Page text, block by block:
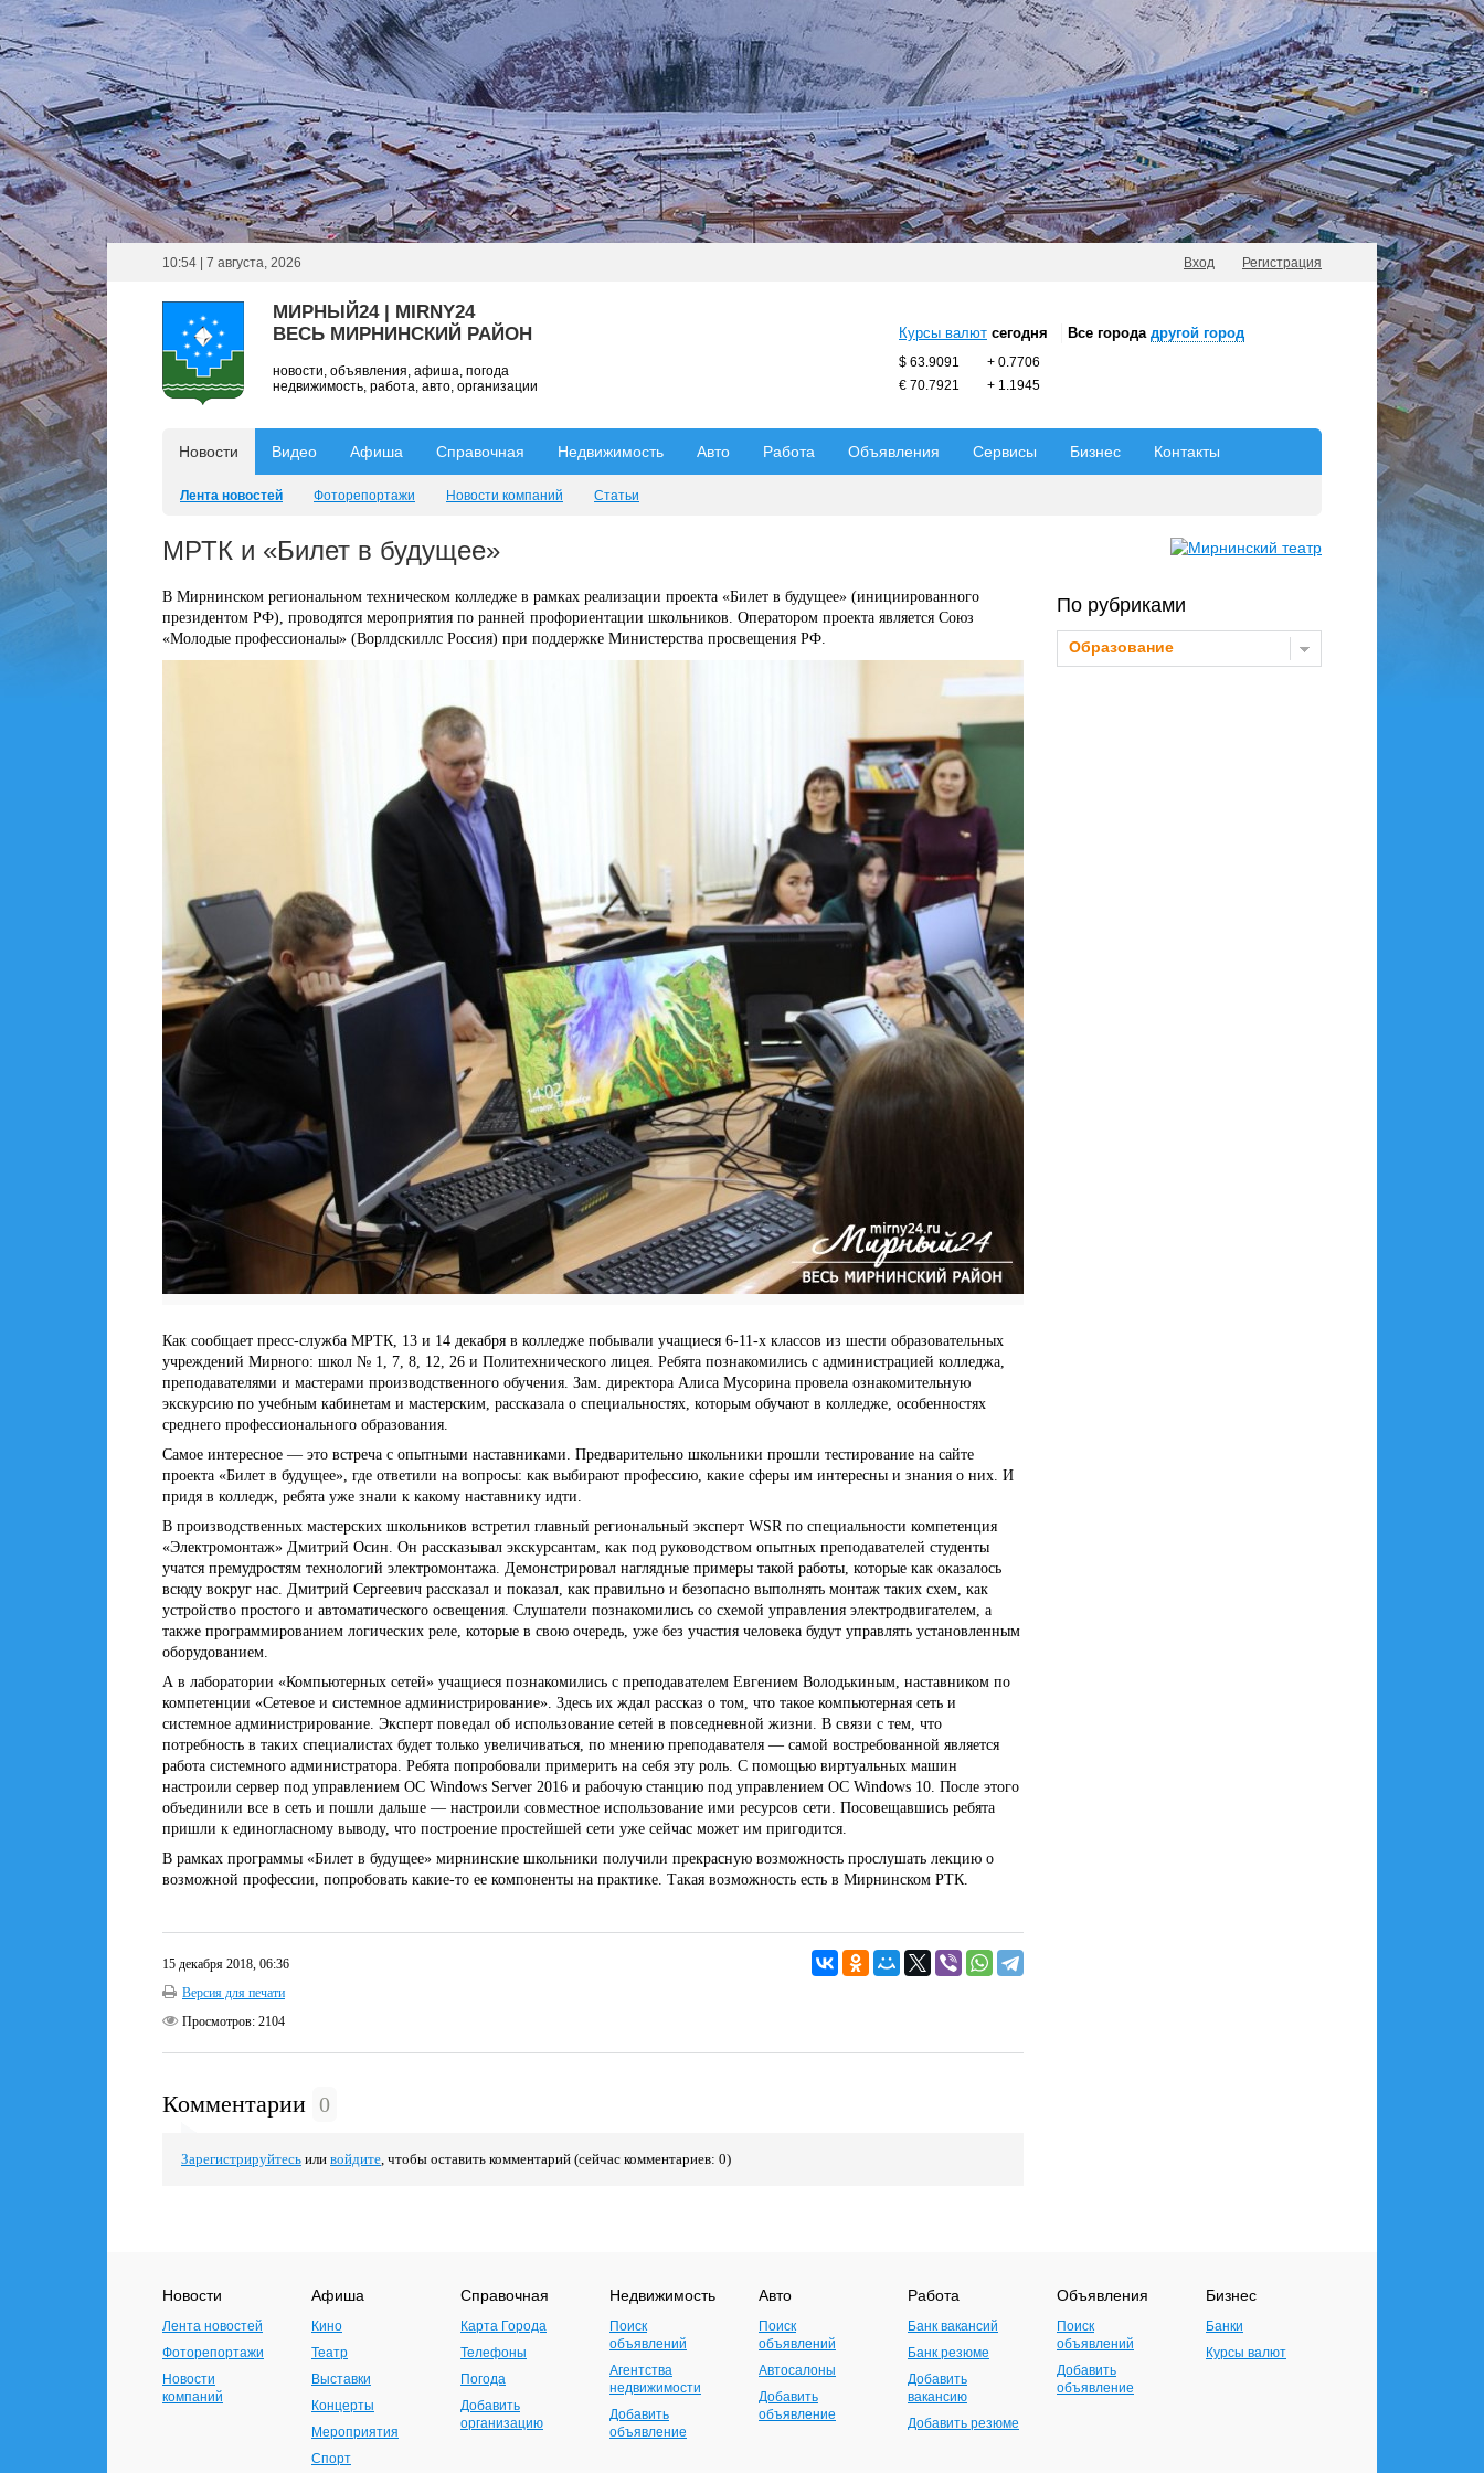
10:54 | 7 августа, 2026 Вход Регистрация
МИРНЫЙ24 | MIRNY24
ВЕСЬ МИРНИНСКИЙ РАЙОН
новости, объявления, афиша, погода
недвижимость, работа, авто, организации
Все города другой город
Курсы валют сегодня
$ 63.9091 + 0.7706
€ 70.7921
+ 1.1945
Новости Видео Афиша Справочная Недвижимость Авто Работа Объявления Сервисы Бизнес Контакты
Лента новостей Фоторепортажи Новости компаний Статьи
МРТК и «Билет в будущее»
В Мирнинском региональном техническом колледже в рамках реализации проекта «Билет в будущее» (инициированного
президентом РФ), проводятся мероприятия по ранней профориентации школьников. Оператором проекта является Союз
«Молодые профессионалы» (Ворлдскиллс Россия) при поддержке Министерства просвещения РФ.
Как сообщает пресс-служба МРТК, 13 и 14 декабря в колледже побывали учащиеся 6-11-х классов из шести образовательных
учреждений Мирного: школ № 1, 7, 8, 12, 26 и Политехнического лицея. Ребята познакомились с администрацией колледжа,
преподавателями и мастерами производственного обучения. Зам. директора Алиса Мусорина провела ознакомительную
экскурсию по учебным кабинетам и мастерским, рассказала о специальностях, которым обучают в колледже, особенностях
среднего профессионального образования.
Самое интересное — это встреча с опытными наставниками. Предварительно школьники прошли тестирование на сайте
проекта «Билет в будущее», где ответили на вопросы: как выбирают профессию, какие сферы им интересны и знания о них. И
придя в колледж, ребята уже знали к какому наставнику идти.
В производственных мастерских школьников встретил главный региональный эксперт WSR по специальности компетенция
«Электромонтаж» Дмитрий Осин. Он рассказывал экскурсантам, как под руководством опытных преподавателей студенты
учатся премудростям технологий электромонтажа. Демонстрировал наглядные примеры такой работы, которые как оказалось
всюду вокруг нас. Дмитрий Сергеевич рассказал и показал, как правильно и безопасно выполнять монтаж таких схем, как
устройство простого и автоматического освещения. Слушатели познакомились со схемой управления электродвигателем, а
также программированием логических реле, которые в свою очередь, уже без участия человека будут управлять установленным
оборудованием.
А в лаборатории «Компьютерных сетей» учащиеся познакомились с преподавателем Евгением Володькиным, наставником по
компетенции «Сетевое и системное администрирование». Здесь их ждал рассказ о том, что такое компьютерная сеть и
системное администрирование. Эксперт поведал об использование сетей в повседневной жизни. В связи с тем, что
потребность в таких специалистах будет только увеличиваться, по мнению преподавателя — самой востребованной является
работа системного администратора. Ребята попробовали примерить на себя эту роль. С помощью виртуальных машин
настроили сервер под управлением ОС Windows Server 2016 и рабочую станцию под управлением ОС Windows 10. После этого
объединили все в сеть и пошли дальше — настроили совместное использование ими ресурсов сети. Посовещавшись ребята
пришли к единогласному выводу, что построение простейшей сети уже сейчас может им пригодится.
В рамках программы «Билет в будущее» мирнинские школьники получили прекрасную возможность прослушать лекцию о
возможной профессии, попробовать какие-то ее компоненты на практике. Такая возможность есть в Мирнинском РТК.
15 декабря 2018, 06:36
Версия для печати
Просмотров: 2104
Комментарии 0
Зарегистрируйтесь или войдите, чтобы оставить комментарий (сейчас комментариев: 0)
По рубриками
Образование
Новости
Лента новостей
Фоторепортажи
Новости
компаний
Афиша
Кино
Театр
Выставки
Концерты
Мероприятия
Спорт
Справочная
Карта Города
Телефоны
Погода
Добавить
организацию
Недвижимость
Поиск
объявлений
Агентства
недвижимости
Добавить
объявление
Авто
Поиск
объявлений
Автосалоны
Добавить
объявление
Работа
Банк вакансий
Банк резюме
Добавить
вакансию
Добавить резюме
Объявления
Поиск
объявлений
Добавить
объявление
Бизнес
Банки
Курсы валют